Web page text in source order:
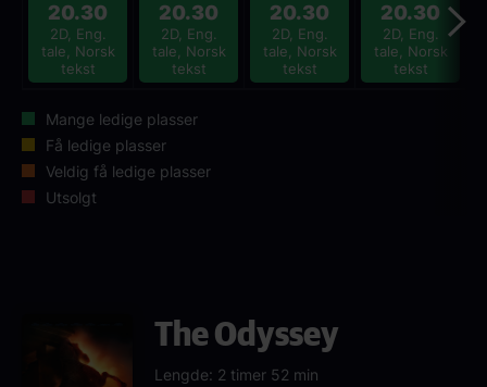
20.30
2D, Eng.
tale, Norsk
tekst
20.30
2D, Eng.
tale, Norsk
tekst
20.30
2D, Eng.
tale, Norsk
tekst
20.30
2D, Eng.
tale, Norsk
tekst
Mange ledige plasser
Få ledige plasser
Veldig få ledige plasser
Utsolgt
The Odyssey
Lengde: 2 timer 52 min